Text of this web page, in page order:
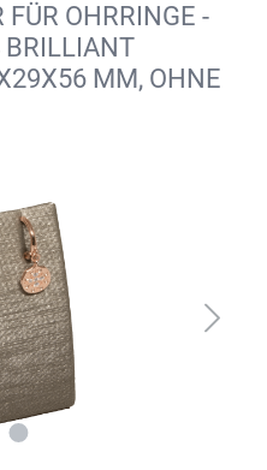
OHRRINGE -
BRILLIANT
MM, OHNE